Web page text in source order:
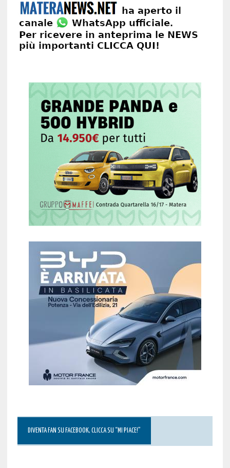
DIVENTA FAN SU FACEBOOK, CLICCA SU “MI PIACE!”